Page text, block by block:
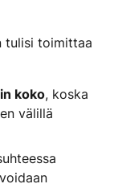
tulisi toimittaa
koko, koska
välillä